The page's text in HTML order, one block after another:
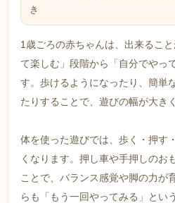
き
1歳ごろの赤ちゃんは、出来るこ
て楽しむ」段階から「自分でやっ
す。歩けるようになったり、簡単
たりすることで、遊びの幅が大き
体を使った遊びでは、歩く・押す
くなります。押し車や手押しのお
ことで、バランス感覚や脚の力が
らも「もう一回やってみる」とい